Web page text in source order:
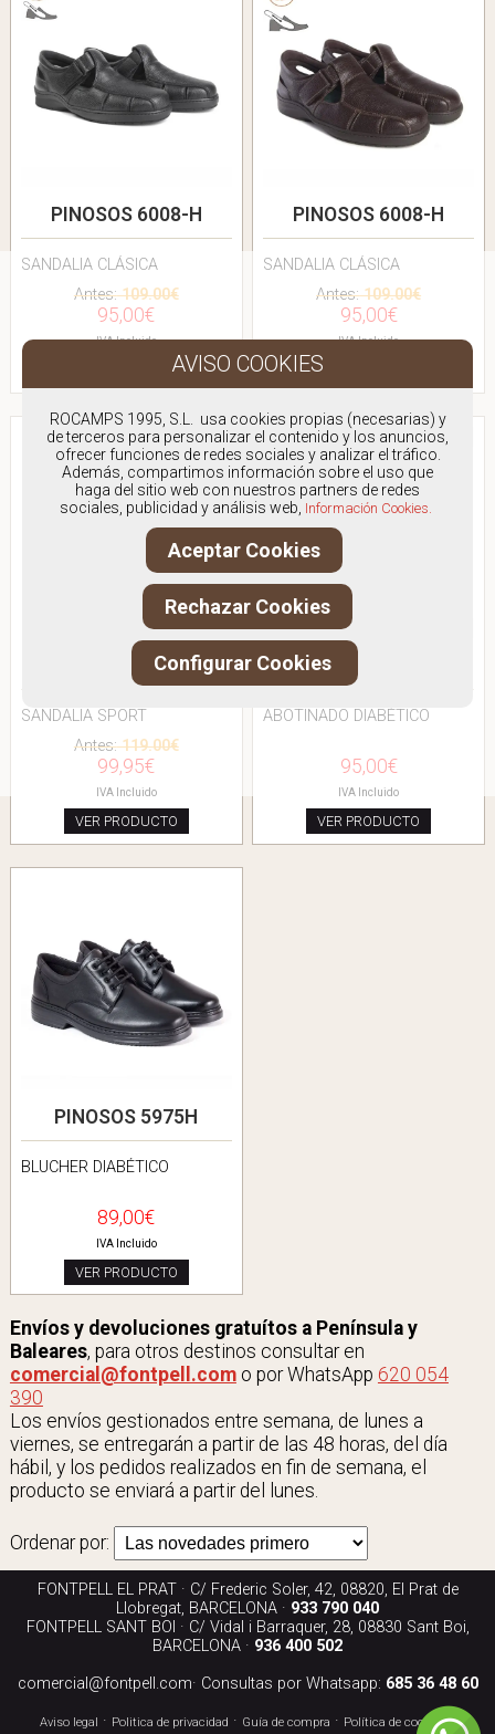
PINOSOS 6008-H
SANDALIA CLÁSICA
Antes:109.00€
95,00€
IVA Incluido
VER PRODUCTO
PINOSOS 6008-H
SANDALIA CLÁSICA
Antes:109.00€
95,00€
IVA Incluido
VER PRODUCTO
PINOSOS 7461-H
SANDALIA SPORT
Antes:119.00€
99,95€
IVA Incluido
VER PRODUCTO
PINOSOS 6176H
ABOTINADO DIABÉTICO
95,00€
IVA Incluido
VER PRODUCTO
PINOSOS 5975H
BLUCHER DIABÉTICO
89,00€
IVA Incluido
VER PRODUCTO
Envíos y devoluciones gratuítos a Península y
Baleares, para otros destinos consultar en
comercial@fontpell.como por WhatsApp 620 054
390
Los envíos gestionados entre semana, de lunes a
viernes, se entregarán a partir de las 48 horas, del día
hábil, y los pedidos realizados en fin de semana, el
producto se enviará a partir del lunes.
Ordenar por:
FONTPELL EL PRAT · C/ Frederic Soler, 42, 08820, El Prat de
Llobregat, BARCELONA · 933 790 040
FONTPELL SANT BOI · C/ Vidal i Barraquer, 28, 08830 Sant Boi,
BARCELONA · 936 400 502
comercial@fontpell.com· Consultas por Whatsapp: 685 36 48 60
Aviso legal · Politica de privacidad · Guía de compra · Política de cookies·
ROCAMPS 1995, S.L. usa cookies propias (necesarias) y
de terceros para personalizar el contenido y los anuncios,
ofrecer funciones de redes sociales y analizar el tráfico.
Además, compartimos información sobre el uso que
haga del sitio web con nuestros partners de redes
sociales, publicidad y análisis web, Información Cookies.
Aceptar Cookies
Rechazar Cookies
Configurar Cookies